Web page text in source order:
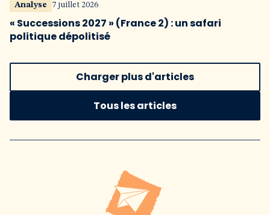
Analyse 7 juillet 2026
« Successions 2027 » (France 2) : un safari
politique dépolitisé
Charger plus d'articles
Tous les articles